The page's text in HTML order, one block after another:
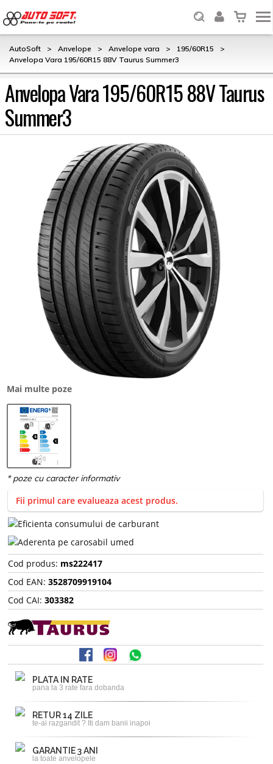
AutoSoft > Anvelope > Anvelope vara > 195/60R15
>
Anvelopa Vara 195/60R15 88V Taurus Summer3
Anvelopa Vara 195/60R15 88V Taurus
Summer3
Mai multe poze
Fii primul care evalueaza acest produs.
Cod produs: ms222417
Cod EAN: 3528709919104
Cod CAI: 303382
PLATA IN RATE
pana la 3 rate fara dobanda
RETUR 14 ZILE
te-ai razgandit ? Iti dam banii inapoi
GARANTIE 3 ANI
la toate anvelopele